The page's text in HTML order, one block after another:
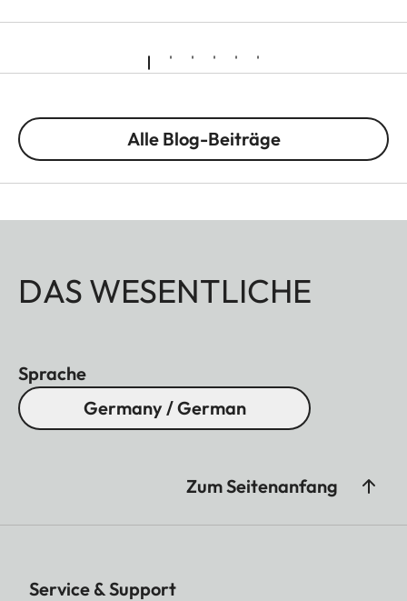
Alle Blog-Beiträge
DAS WESENTLICHE
Sprache
Germany / German
Zum Seitenanfang
Service & Support